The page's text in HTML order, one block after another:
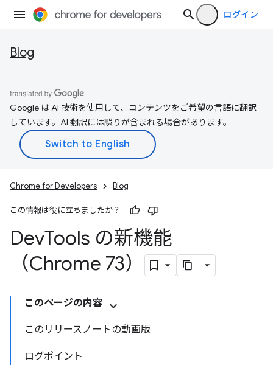
ログイン
Blog
Google は AI 技術を使用して、コンテンツをご希望の言語に翻訳
しています。AI 翻訳には誤りが含まれる場合があります。
Chrome for Developers Blog
この情報は役に立ちましたか？
DevTools の新機能
（Chrome 73）
このページの内容
このリリースノートの動画版
ログポイント